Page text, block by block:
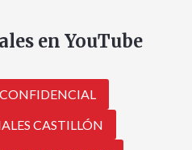
en YouTube
CASTILLÓN